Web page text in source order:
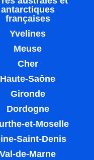
antarctiques
françaises
Yvelines
Meuse
Cher
Haute-Saône
Gironde
Dordogne
et-Moselle
Saint-Denis
Val-de-Marne